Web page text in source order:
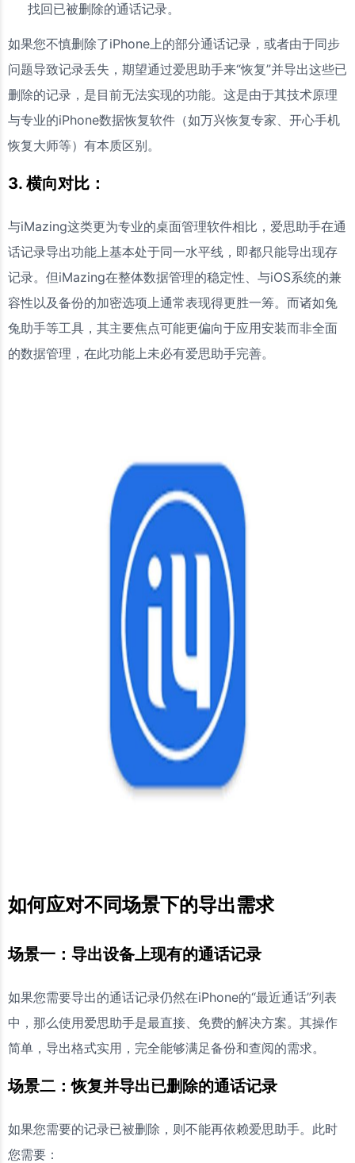
找回已被删除的通话记录。
如果您不慎删除了iPhone上的部分通话记录，或者由于同步
问题导致记录丢失，期望通过爱思助手来“恢复”并导出这些已
删除的记录，是目前无法实现的功能。这是由于其技术原理
与专业的iPhone数据恢复软件（如万兴恢复专家、开心手机
恢复大师等）有本质区别。
3. 横向对比：
与iMazing这类更为专业的桌面管理软件相比，爱思助手在通
话记录导出功能上基本处于同一水平线，即都只能导出现存
记录。但iMazing在整体数据管理的稳定性、与iOS系统的兼
容性以及备份的加密选项上通常表现得更胜一筹。而诸如兔
兔助手等工具，其主要焦点可能更偏向于应用安装而非全面
的数据管理，在此功能上未必有爱思助手完善。
如何应对不同场景下的导出需求
场景一：导出设备上现有的通话记录
如果您需要导出的通话记录仍然在iPhone的“最近通话”列表
中，那么使用爱思助手是最直接、免费的解决方案。其操作
简单，导出格式实用，完全能够满足备份和查阅的需求。
场景二：恢复并导出已删除的通话记录
如果您需要的记录已被删除，则不能再依赖爱思助手。此时
您需要：